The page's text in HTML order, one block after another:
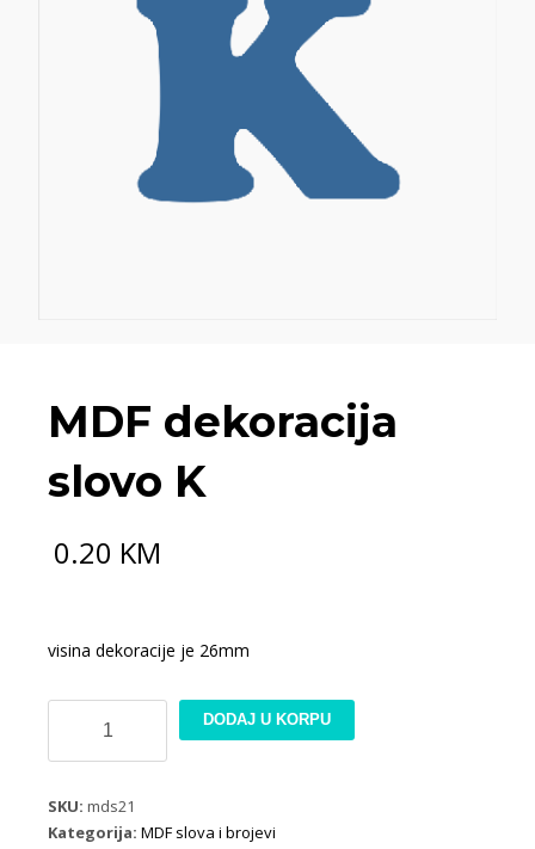
MDF dekoracija
slovo K
0.20 KM
visina dekoracije je 26mm
dekoracija
slovo
količina
DODAJ U KORPU
SKU: mds21
Kategorija: MDF slova i brojevi